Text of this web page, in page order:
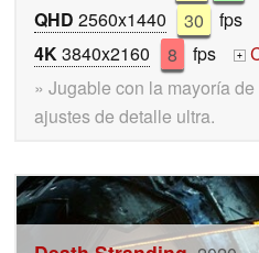
QHD 2560x1440 30 fps
4K3840x2160 8 fps +
» Jugable con la mayoría
ajustes de detalle ultra.